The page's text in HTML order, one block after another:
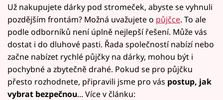
Už nakupujete dárky pod stromeček, abyste se vyhnuli
pozdějším frontám? Možná uvažujete o půjčce. To ale
podle odborníků není úplně nejlepší řešení. Může vás
dostat i do dluhové pasti. Řada společností nabízí nebo
začne nabízet rychlé půjčky na dárky, mohou být i
pochybné a zbytečně drahé. Pokud se pro půjčku
přesto rozhodnete, připravili jsme pro vás postup, jak
vybrat bezpečnou... Více v článku: